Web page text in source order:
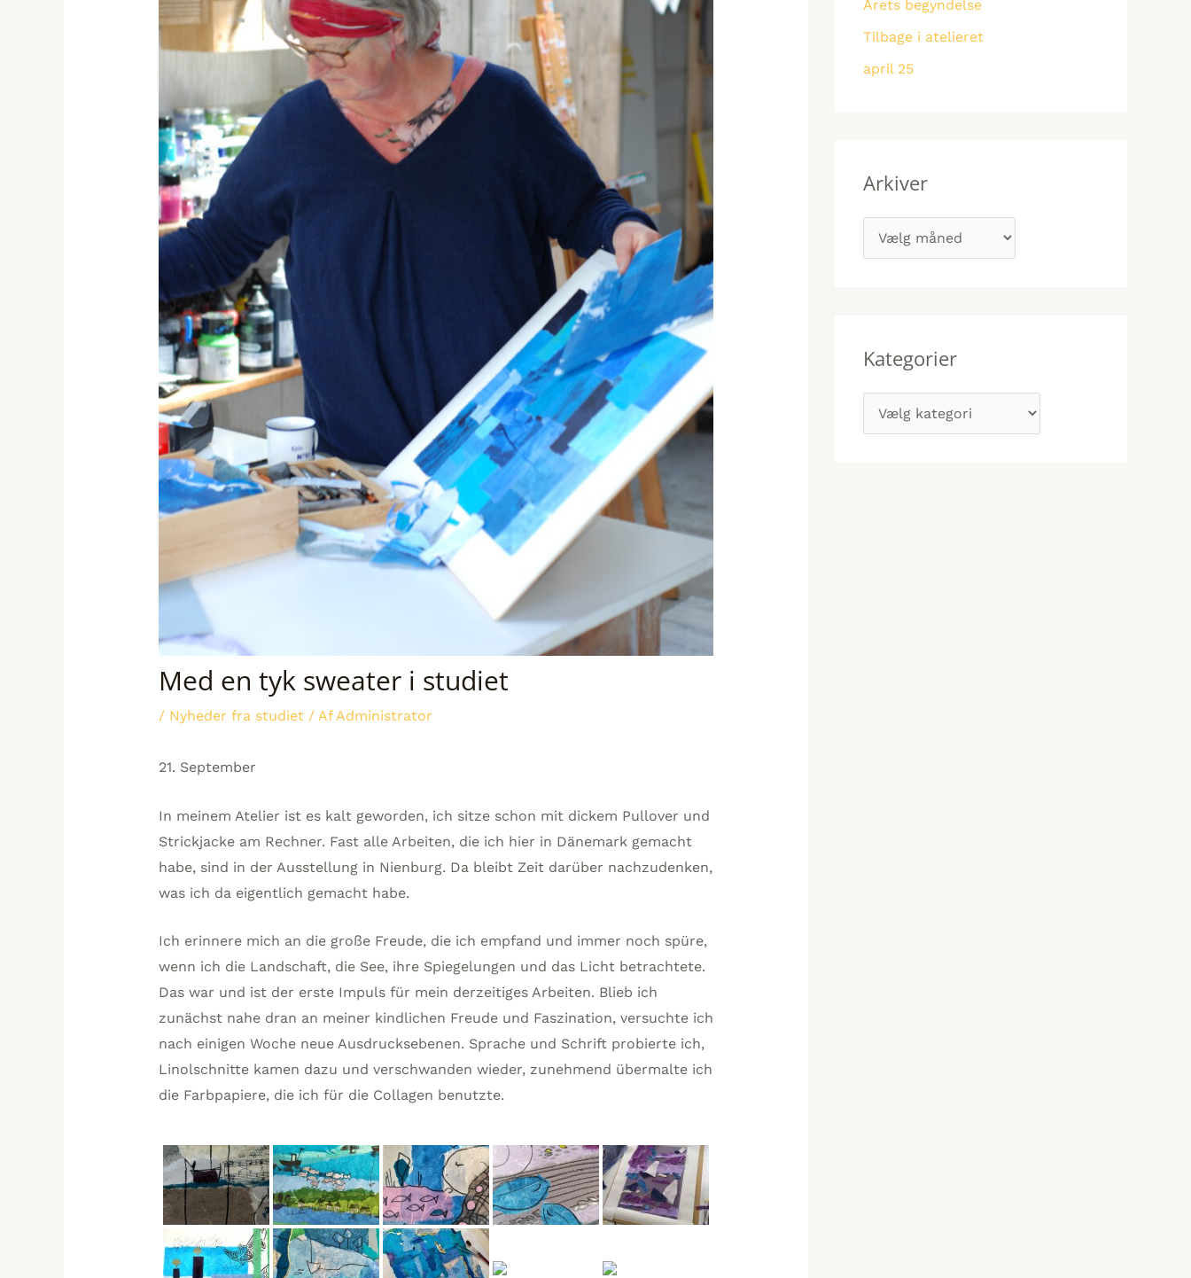
Med en tyk sweater i studiet
/ Nyheder fra studiet/ AfAdministrator
21. September
In meinem Atelier ist es kalt geworden, ich sitze schon mit dickem Pullover und
Strickjacke am Rechner. Fast alle Arbeiten, die ich hier in Dänemark gemacht
habe, sind in der Ausstellung in Nienburg. Da bleibt Zeit darüber nachzudenken,
was ich da eigentlich gemacht habe.
Ich erinnere mich an die große Freude, die ich empfand und immer noch spüre,
wenn ich die Landschaft, die See, ihre Spiegelungen und das Licht betrachtete.
Das war und ist der erste Impuls für mein derzeitiges Arbeiten. Blieb ich
zunächst nahe dran an meiner kindlichen Freude und Faszination, versuchte ich
nach einigen Woche neue Ausdrucksebenen. Sprache und Schrift probierte ich,
Linolschnitte kamen dazu und verschwanden wieder, zunehmend übermalte ich
die Farbpapiere, die ich für die Collagen benutzte.
r
:
Årets begyndelse
Tilbage i atelieret
april 25
Arkiver
Kategorier